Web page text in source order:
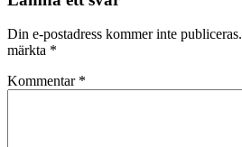
Din e-postadress kommer inte publiceras.
märkta *
Kommentar *